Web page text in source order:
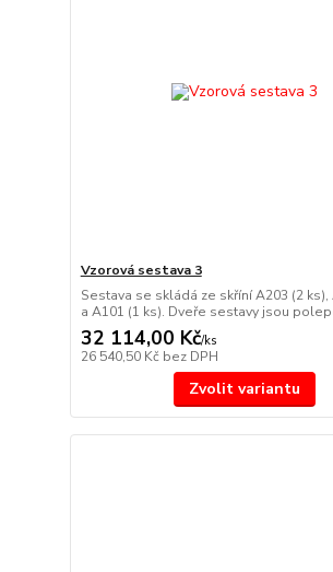
Vzorová sestava 3
Sestava se skládá ze skříní A203 (2 ks),
a A101 (1 ks). Dveře sestavy jsou
32 114,00 Kč/ks
26 540,50 Kč bez DPH
Zvolit variantu